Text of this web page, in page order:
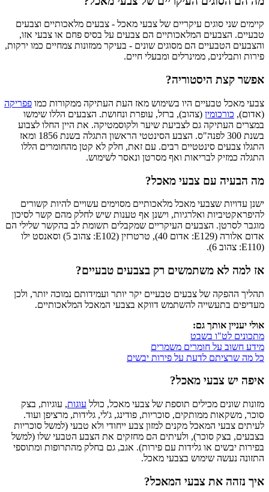
קיימים שני סוגים עיקריים של צבעי מאכל - צבעים מלאכותיים וצבעים
טבעיים. הצבעים המלאכותיים הם צבעים על בסיס פחם או צבעי אזו,
והצבעים הטבעיים הם מסוגים שונים - בעיקר ממזונות צמחיים כמו ירקות,
פירות ותבלינים, ממינרלים ומבעלי חיים.
אפשר קצת היסטוריה?
צבעי מאכל טבעיים היו בשימוש מאז העת העתיקה ממקורות כמו פפריקה
(אדום), כורכומין (צהוב), ברזל, עופרת ונחושת. הצבעים הללו שימשו
במצרים העתיקה גם לצביעת שיער ולקוסמטיקה. את היין החלו לצבוע
בשנת 300 לפנה"ס. הצבע הסינטטי הראשון התגלה בשנת 1856 ומאז
התגלו צבעים סינטטיים רבים. עם זאת, חלק לא קטן מהחומרים הללו
התגלה כמזיק לבריאות ואף מסרטן ונאסר לשימוש.
מה הבעיה עם צבעי מאכל?
ישנן עדויות שצבעי מאכל מלאכותיים מסוימים עשויים להיות קשורים
להיפראקטיביות ואלרגיות, וישנן אף טענות שיש לחלק מהם קשר לסיכון
מוגבר לסרטן. הצבעים העיקריים שמקבלים תשומת לב בהקשר שלילי הם
אדום אלורה (E129: אדום 40), טרטרזין (E102: צהוב 5) וסאנסט ילו
(E110: צהוב 6).
אז למה לא משתמשים רק בצבעים טבעיים?
תהליך ההפקה של צבעים טבעיים יקר יותר ועמידותם נמוכה יותר, ולכן
מעדיפים בתעשייה להשתמש דווקא בצבעי המאכל המלאכותיים.
אולי יעניין אותך גם:
מתכונים לט"ו בשבט
מידע חשוב על חומרים משמרים
כל מה שרציתם לדעת על פירות יבשים
איפה יש צבעי מאכל?
מזונות שונים מכילים תוספת של צבעי מאכל, כולל עוגות, עוגיות, בצק
סוכר, משקאות ממותקים, סוכריות, פודינג, ג'לי, גלידות, מרציפן ועוד.
לעיתים צבעי המאכל מקנים למזון צבע ייחודי ולא טבעי (למשל סוכריות
בצבעים, בצק סוכר), ולעיתים הם מחזקים את הצבע הטבעי שלו (למשל
בפירות יבשים או גלידות עם פירות). אגב, גם בחלק מהתרופות ומתוספי
התזונה נעשה שימוש בצבעי מאכל.
איך נזהה את צבעי המאכל?